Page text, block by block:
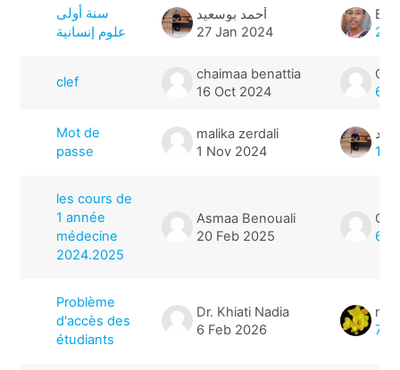
سنة أولى
علوم إنسانية
أحمد بوسعيد
27 Jan 2024
27
clef
chaimaa benattia
16 Oct 2024
6
Mot de
passe
malika zerdali
1 Nov 2024
1
les cours de
1 année
médecine
2024.2025
Asmaa Benouali
20 Feb 2025
6
Problème
d'accès des
étudiants
Dr. Khiati Nadia
6 Feb 2026
7